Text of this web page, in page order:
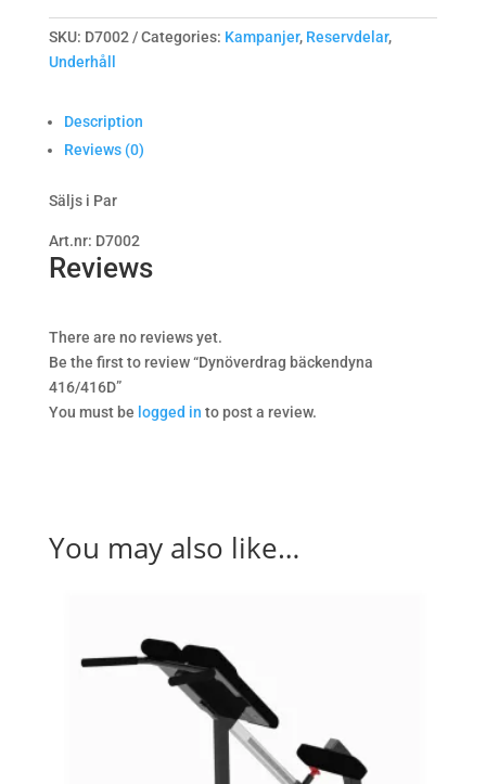
SKU: D7002 Categories: Kampanjer, Reservdelar,
Underhåll
Description
Reviews (0)
Säljs i Par
Art.nr: D7002
Reviews
There are no reviews yet.
Be the first to review “Dynöverdrag bäckendyna
416/416D”
You must be logged in to post a review.
You may also like…